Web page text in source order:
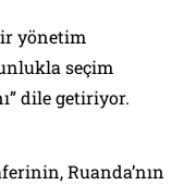
yönetim
seçim
dile getiriyor.
Ruanda’nın